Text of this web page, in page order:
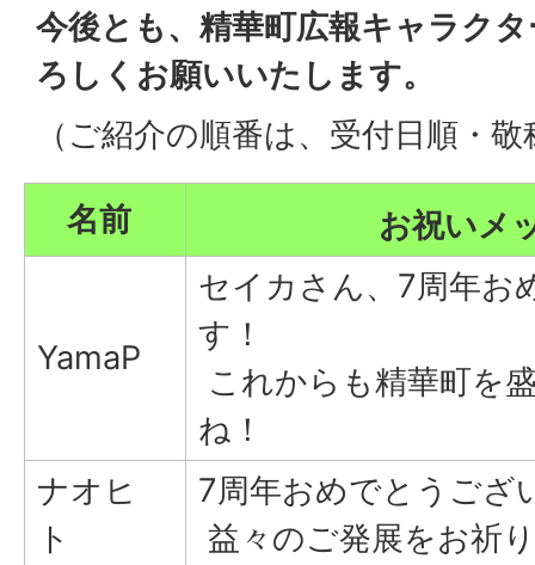
今後とも、精華町広報キャラク
ろしくお願いいたします。
（ご紹介の順番は、受付日順・
名前 お祝いメ
YamaP
セイカさん、7周年お
す！
これからも精華町を
ね！
ナオヒ
ト
7周年おめでとうござ
益々のご発展をお祈